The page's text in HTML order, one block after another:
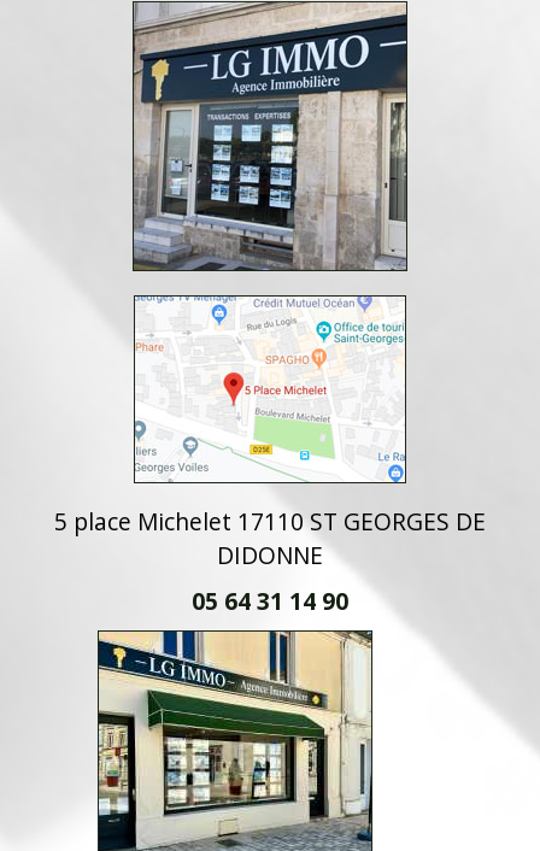
5 place Michelet 17110 ST GEORGES DE
DIDONNE
05 64 31 14 90